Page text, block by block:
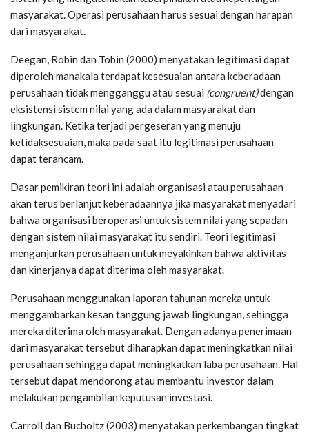
masyarakat. Operasi perusahaan harus sesuai dengan harapan
dari masyarakat.
Deegan, Robin dan Tobin (2000) menyatakan legitimasi dapat
diperoleh manakala terdapat kesesuaian antara keberadaan
perusahaan tidak mengganggu atau sesuai (congruent)dengan
eksistensi sistem nilai yang ada dalam masyarakat dan
lingkungan. Ketika terjadi pergeseran yang menuju
ketidaksesuaian, maka pada saat itu legitimasi perusahaan
dapat terancam.
Dasar pemikiran teori ini adalah organisasi atau perusahaan
akan terus berlanjut keberadaannya jika masyarakat menyadari
bahwa organisasi beroperasi untuk sistem nilai yang sepadan
dengan sistem nilai masyarakat itu sendiri. Teori legitimasi
menganjurkan perusahaan untuk meyakinkan bahwa aktivitas
dan kinerjanya dapat diterima oleh masyarakat.
Perusahaan menggunakan laporan tahunan mereka untuk
menggambarkan kesan tanggung jawab lingkungan, sehingga
mereka diterima oleh masyarakat. Dengan adanya penerimaan
dari masyarakat tersebut diharapkan dapat meningkatkan nilai
perusahaan sehingga dapat meningkatkan laba perusahaan. Hal
tersebut dapat mendorong atau membantu investor dalam
melakukan pengambilan keputusan investasi.
Carroll dan Bucholtz (2003) menyatakan perkembangan tingkat